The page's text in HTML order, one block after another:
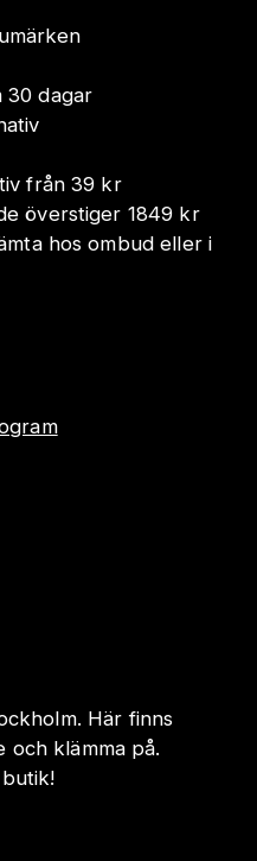
30 dagar
från 39 kr
överstiger 1849 kr
hos ombud eller i
Här finns
och klämma på.